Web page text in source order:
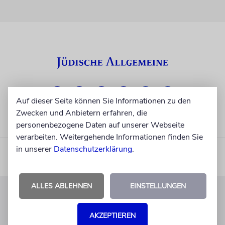
KUNDENSERVICE
Auf dieser Seite können Sie Informationen zu den
Zwecken und Anbietern erfahren, die
personenbezogene Daten auf unserer Webseite
verarbeiten. Weitergehende Informationen finden Sie
in unserer Datenschutzerklärung.
ALLES ABLEHNEN EINSTELLUNGEN
AKZEPTIEREN